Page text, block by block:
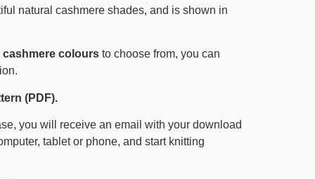
natural cashmere shades, and is shown in
coloursto choose from, you can
(PDF).
you will receive an email with your download
tablet or phone, and start knitting